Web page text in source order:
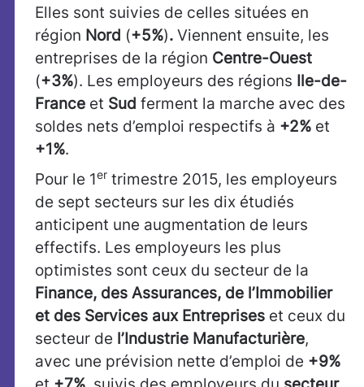
Elles sont suivies de celles situées en
région Nord (+5%). Viennent ensuite, les
entreprises de la région Centre-Ouest
(+3%). Les employeurs des régions Ile-de-
France et Sud ferment la marche avec des
soldes nets d’emploi respectifs à +2% et
+1%.
Pour le 1er trimestre 2015, les employeurs
de sept secteurs sur les dix étudiés
anticipent une augmentation de leurs
effectifs. Les employeurs les plus
optimistes sont ceux du secteur de la
Finance, des Assurances, de l’Immobilier
et des Services aux Entreprises et ceux du
secteur de l’Industrie Manufacturière,
avec une prévision nette d’emploi de +9%